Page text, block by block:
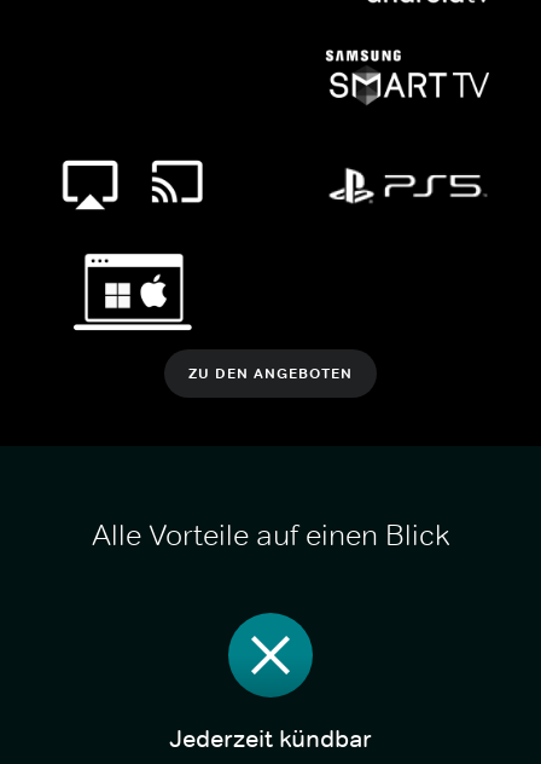
ZU DEN ANGEBOTEN
Alle Vorteile auf einen Blick
Jederzeit kündbar